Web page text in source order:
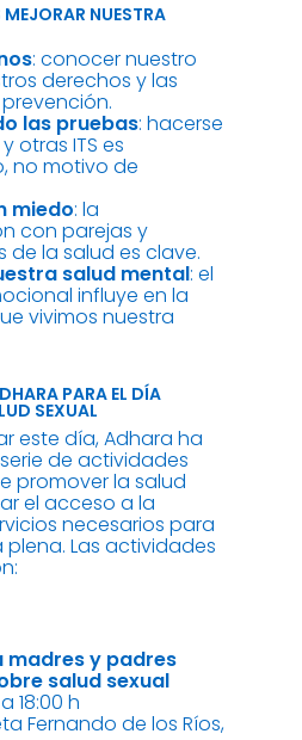
NUESTRA
: conocer nuestro
derechos y las
las pruebas: hacerse
otras ITS es
no motivo de
miedo: la
con parejas y
de la salud es clave.
salud mental: el
influye en la
vivimos nuestra
PARA EL DÍA
SEXUAL
este día, Adhara ha
de actividades
promover la salud
el acceso a la
necesarios para
Las actividades
madres y padres
salud sexual
18:00 h
Fernando de los Ríos,